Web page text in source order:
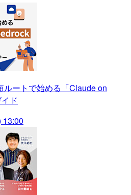
ルートで始める「Claude on
ド
13:00